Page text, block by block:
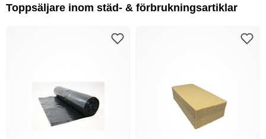
Toppsäljare inom städ- & förbrukningsartiklar